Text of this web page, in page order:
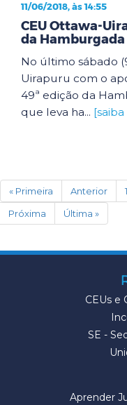
11/06/2018, às 14:55
CEU Ottawa-
da Hamburgada
No último sábado
Uirapuru com o
49ª edição da
que leva ha... [saiba
« Primeira Anterior
Próxima
Última »
CEUs e
SE -
Aprender